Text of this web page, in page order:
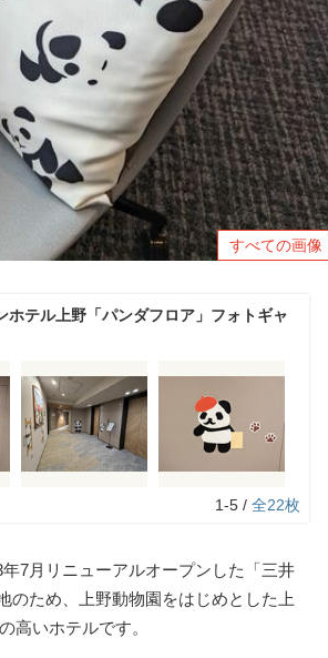
すべての画像
テル上野「パンダフロア」フォトギャ
1-5 / 全22枚
7月リニューアルオープンした「三井
のため、上野動物園をはじめとした上
高いホテルです。